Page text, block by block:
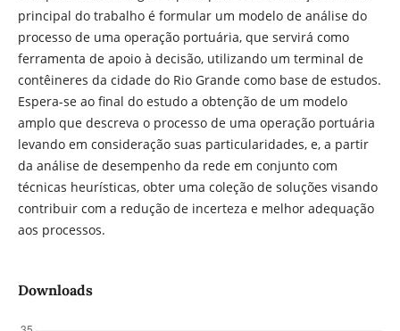
principal do trabalho é formular um modelo de análise do
processo de uma operação portuária, que servirá como
ferramenta de apoio à decisão, utilizando um terminal de
contêineres da cidade do Rio Grande como base de estudos.
Espera-se ao final do estudo a obtenção de um modelo
amplo que descreva o processo de uma operação portuária
levando em consideração suas particularidades, e, a partir
da análise de desempenho da rede em conjunto com
técnicas heurísticas, obter uma coleção de soluções visando
contribuir com a redução de incerteza e melhor adequação
aos processos.
Downloads